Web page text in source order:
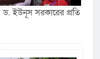
ইউনূস সরকারের প্রতি